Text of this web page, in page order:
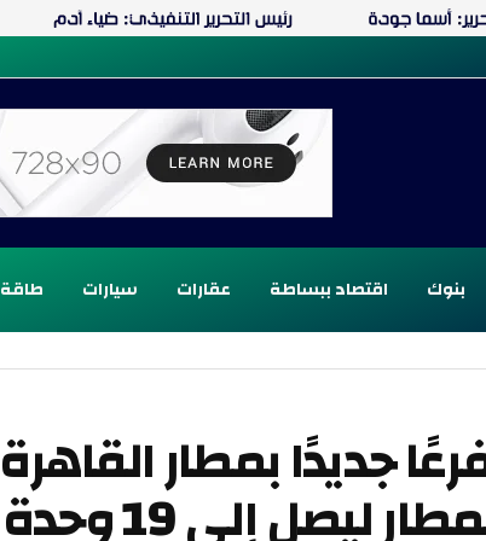
بنوك اقتصاد ببساطة عقارات سيارات طاقة
جديدًا بمطار القاهرة
ويعزّز انتشاره بالمطار ليصل إلى 19 وحدة